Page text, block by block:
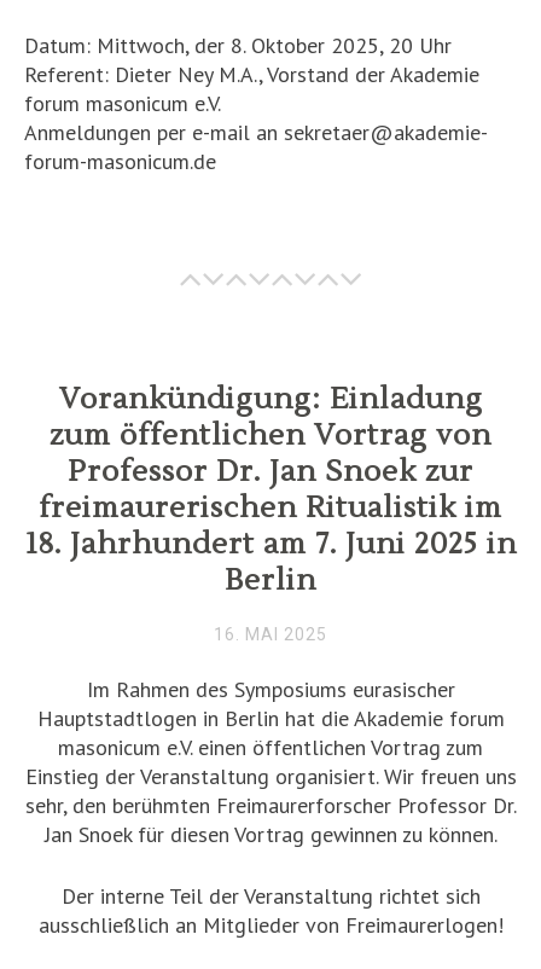
Datum: Mittwoch, der 8. Oktober 2025, 20 Uhr
Referent: Dieter Ney M.A., Vorstand der Akademie
forum masonicum e.V.
Anmeldungen per e-mail an sekretaer@akademie-
forum-masonicum.de
Vorankündigung: Einladung
zum öffentlichen Vortrag von
Professor Dr. Jan Snoek zur
freimaurerischen Ritualistik im
18. Jahrhundert am 7. Juni 2025 in
Berlin
16. MAI 2025
Im Rahmen des Symposiums eurasischer
Hauptstadtlogen in Berlin hat die Akademie forum
masonicum e.V. einen öffentlichen Vortrag zum
Einstieg der Veranstaltung organisiert. Wir freuen uns
sehr, den berühmten Freimaurerforscher Professor Dr.
Jan Snoek für diesen Vortrag gewinnen zu können.
Der interne Teil der Veranstaltung richtet sich
ausschließlich an Mitglieder von Freimaurerlogen!